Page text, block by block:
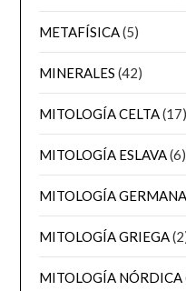
METAFÍSICA(5)
MINERALES (42)
MITOLOGÍA CELTA(17)
MITOLOGÍA ESLAVA(6)
MITOLOGÍA GERMANA
MITOLOGÍA GRIEGA
MITOLOGÍA NÓRDICA